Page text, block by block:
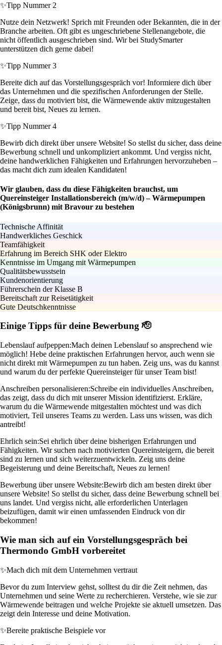
✨Tipp Nummer 2
Nutze dein Netzwerk! Sprich mit Freunden oder Bekannten, die in der
Branche arbeiten. Oft gibt es ungeschriebene Stellenangebote, die
nicht öffentlich ausgeschrieben sind. Wir bei StudySmarter
unterstützen dich gerne dabei!
✨Tipp Nummer 3
Bereite dich auf das Vorstellungsgespräch vor! Informiere dich über
das Unternehmen und die spezifischen Anforderungen der Stelle.
Zeige, dass du motiviert bist, die Wärmewende aktiv mitzugestalten
und bereit bist, Neues zu lernen.
✨Tipp Nummer 4
Bewirb dich direkt über unsere Website! So stellst du sicher, dass deine
Bewerbung schnell und unkompliziert ankommt. Und vergiss nicht,
deine handwerklichen Fähigkeiten und Erfahrungen hervorzuheben –
das macht dich zum idealen Kandidaten!
Wir glauben, dass du diese Fähigkeiten brauchst, um
Quereinsteiger Installationsbereich (m/w/d) – Wärmepumpen
(Königsbrunn) mit Bravour zu bestehen
Technische Affinität
Handwerkliches Geschick
Teamfähigkeit
Erfahrung im Bereich SHK oder Elektro
Kenntnisse im Umgang mit Wärmepumpen
Qualitätsbewusstsein
Kundenorientierung
Führerschein der Klasse B
Bereitschaft zur Reisetätigkeit
Gute Deutschkenntnisse
Einige Tipps für deine Bewerbung 🫡
Lebenslauf aufpeppen:Mach deinen Lebenslauf so ansprechend wie
möglich! Hebe deine praktischen Erfahrungen hervor, auch wenn sie
nicht direkt mit Wärmepumpen zu tun haben. Zeig uns, was du kannst
und warum du der perfekte Quereinsteiger für unser Team bist!
Anschreiben personalisieren:Schreibe ein individuelles Anschreiben,
das zeigt, dass du dich mit unserer Mission identifizierst. Erkläre,
warum du die Wärmewende mitgestalten möchtest und was dich
motiviert, Teil unseres Teams zu werden. Lass uns wissen, was dich
antreibt!
Ehrlich sein:Sei ehrlich über deine bisherigen Erfahrungen und
Fähigkeiten. Wir suchen nach motivierten Quereinsteigern, die bereit
sind zu lernen und sich weiterzuentwickeln. Zeig uns deine
Begeisterung und deine Bereitschaft, Neues zu lernen!
Bewerbung über unsere Website:Bewirb dich am besten direkt über
unsere Website! So stellst du sicher, dass deine Bewerbung schnell bei
uns landet. Und vergiss nicht, alle erforderlichen Unterlagen
beizufügen, damit wir einen umfassenden Eindruck von dir
bekommen!
Wie man sich auf ein Vorstellungsgespräch bei
Thermondo GmbH vorbereitet
✨Mach dich mit dem Unternehmen vertraut
Bevor du zum Interview gehst, solltest du dir die Zeit nehmen, das
Unternehmen und seine Werte zu recherchieren. Verstehe, wie sie zur
Wärmewende beitragen und welche Projekte sie aktuell umsetzen. Das
zeigt dein Interesse und deine Motivation.
✨Bereite praktische Beispiele vor